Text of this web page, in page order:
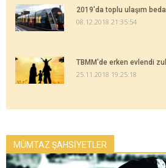
2019'da toplu ulaşım
08.12.2018 21:35:54
TBMM'de erken evlendi
25.11.2018 19:25:18
MÜMTAZ ŞAHSİYETLER